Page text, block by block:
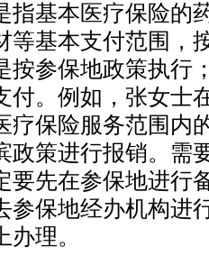
指基本医疗保险的
等基本支付范围，
按参保地政策执行
付。例如，张女士
疗保险服务范围内
政策进行报销。需
要先在参保地进行
参保地经办机构进
理。